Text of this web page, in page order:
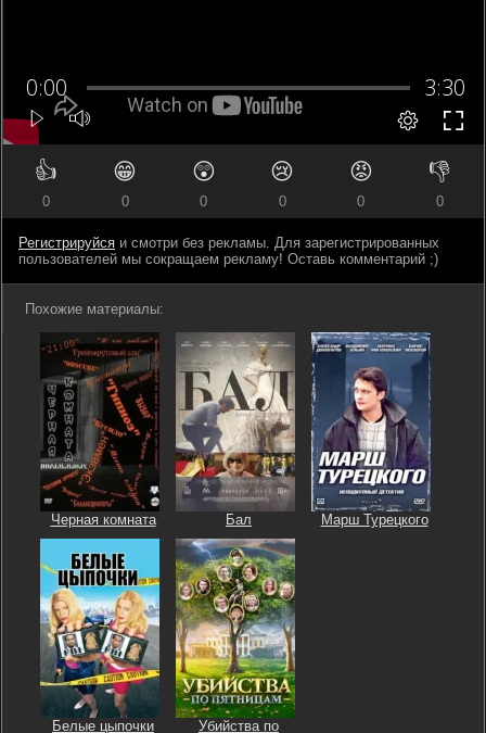
👍
0
😁
0
😲
0
😢
0
😡
0
👎
0
Регистрируйся и смотри без рекламы. Для зарегистрированных
пользователей мы сокращаем рекламу! Оставь комментарий ;)
Похожие материалы:
Черная комната Бал Марш Турецкого
Белые цыпочки Убийства по